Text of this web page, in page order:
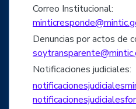
Correo Institucional:
Denuncias por actos de
Notificaciones judiciales: